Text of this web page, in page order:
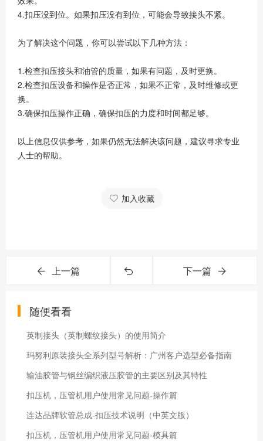
4.扣压没到位。如果扣压没有到位，可能会导致接头不紧。
为了解决这个问题，你可以尝试以下几种方法：
1.检查扣压接头和油管的质量，如果有问题，及时更换。
2.检查扣压设备和操作是否正常，如果不正常，及时维修或更
换。
3.确保扣压操作正确，确保扣压的力度和时间都足够。
以上信息仅供参考，如果仍然无法解决该问题，建议寻求专业
人士的帮助。
加入收藏
上一篇 下一篇
随便看看
英制接头（英制螺纹接头）的使用简介
玛努利原装接头全系列型号解析：广州客户选型必备指南
输油胶管与钢丝编织液压胶管的主要区别及其特性
扣压机，压管机用户使用常见问题-操作篇
连达品牌软管总成-扣压技术说明（中英文版）
扣压机，压管机用户使用常见问题-模具篇